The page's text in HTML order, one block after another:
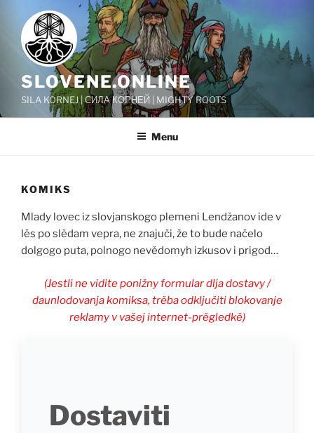
content
SLOVENE.ONLINE
SILA KORNEJ | СИЛА КОРНЕЙ | MIGHTY ROOTS
Menu
KOMIKS
Mlady lovec iz slovjanskogo plemeni Lendžanov ide v
lěs po slědam vepra, ne znajuči, že to bude načelo
dolgogo puta, polnogo nevědomyh izkusov i prigod…
(Jestli ne vidite ponižny formular dlja dostavy /
daunlodovanja komiksa, trěba odključiti blokovanje
reklamy v vašej internet-prěgledkě)
Dostaviti